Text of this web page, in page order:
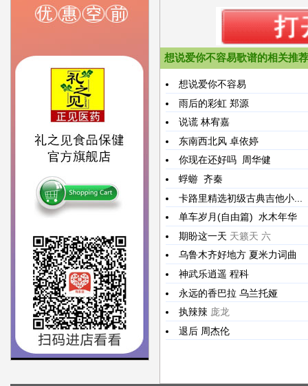
想说爱你不容易歌谱的相关推荐
想说爱你不容易
雨后的彩虹 郑源
说谎 林宥嘉
东南西北风 卓依婷
你现在还好吗 周华健
蜉蝣 齐秦
卡路里精选初级古典吉他小...
单车岁月(自由篇) 水木年华
期盼这一天 天籁天 六
乌鲁木齐好地方 夏米力词曲
神武乐逍遥 程科
永远的香巴拉 乌兰托娅
执辣辣 庞龙
退后 周杰伦